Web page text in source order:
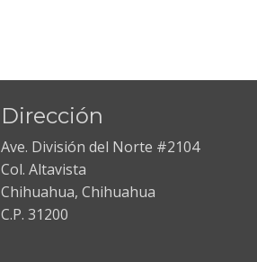
Dirección
Ave. División del Norte #2104
Col. Altavista
Chihuahua, Chihuahua
C.P. 31200